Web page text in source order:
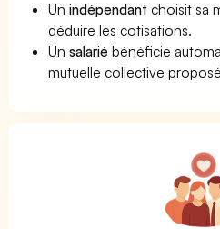
Unindépendant choisit sa
déduire les cotisations.
Unsalarié bénéficie
mutuelle collective